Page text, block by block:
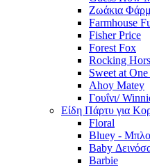
Ζωάκια
Farmhouse
Fisher Price
Forest Fox
Rocking
Sweet at
Ahoy Matey
Γουΐνι/
Είδη Πάρτυ για
Floral
Bluey -
Baby
Barbie